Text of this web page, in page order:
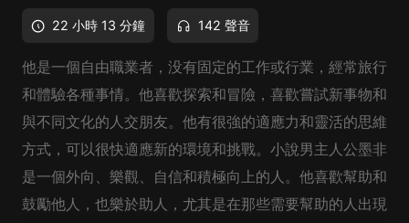
22 小時 13 分鐘 142 聲音
他是一個自由職業者，没有固定的工作或行業，經常旅行
和體驗各種事情。他喜歡探索和冒險，喜歡嘗試新事物和
與不同文化的人交朋友。他有很強的適應力和靈活的思維
方式，可以很快適應新的環境和挑戰。小說男主人公墨非
是一個外向、樂觀、自信和積極向上的人。他喜歡幫助和
鼓勵他人，也樂於助人，尤其是在那些需要幫助的人出現